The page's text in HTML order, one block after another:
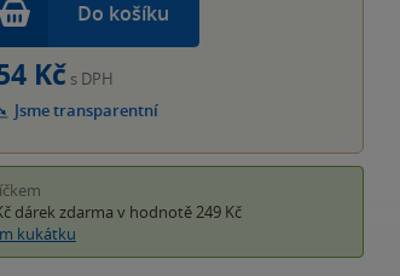
Do košíku
Kč s DPH
Jsme transparentní
dárek zdarma v hodnotě 249 Kč
kukátku